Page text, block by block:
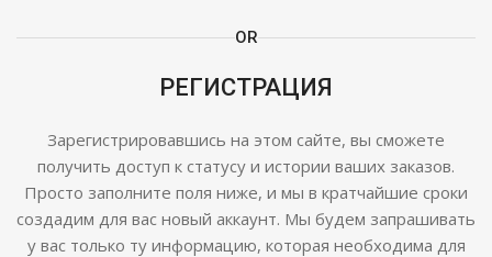
OR
РЕГИСТРАЦИЯ
Зарегистрировавшись на этом сайте, вы сможете
получить доступ к статусу и истории ваших заказов.
Просто заполните поля ниже, и мы в кратчайшие сроки
создадим для вас новый аккаунт. Мы будем запрашивать
у вас только ту информацию, которая необходима для